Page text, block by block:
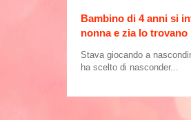
Bambino di 4 anni si
nonna e zia lo trovano
Stava giocando a
ha scelto di nasconder...